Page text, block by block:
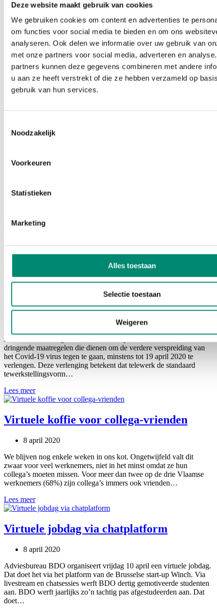
Deze website maakt gebruik van cookies
We gebruiken cookies om content en advertenties te
om functies voor social media te bieden en om ons
analyseren. Ook delen we informatie over uw gebruik van
met onze partners voor social media, adverteren en
partners kunnen deze gegevens combineren met andere
u aan ze heeft verstrekt of die ze hebben verzameld op
gebruik van hun services.
Noodzakelijk
Voorkeuren
Statistieken
Marketing
Alles toestaan
Selectie toestaan
Weigeren
Menu
Covid-19 telewerk: aandachtspunten voor
werkgevers
De Nationale Veiligheidsraad besliste op 27 maart 2020 om de
dringende maatregelen die dienen om de verdere verspreiding van
het Covid-19 virus tegen te gaan, minstens tot 19 april 2020 te
verlengen. Deze verlenging betekent dat telewerk de standaard
tewerkstellingsvorm…
Lees meerCovid-
19
aandachtspunten
voor
Virtuele koffie voor collega-vrienden
8 april 2020
We blijven nog enkele weken in ons kot. Ongetwijfeld valt dit
zwaar voor veel werknemers, niet in het minst omdat ze hun
collega’s moeten missen. Voor meer dan twee op de drie Vlaamse
werknemers (68%) zijn collega’s immers ook vrienden…
Lees meerVirtuele
koffie
collega-
vrienden
Virtuele jobdag via chatplatform
8 april 2020
Adviesbureau BDO organiseert vrijdag 10 april een virtuele jobdag.
Dat doet het via het platform van de Brusselse start-up Winch. Via
livestream en chatsessies werft BDO dertig gemotiveerde studenten
aan. BDO werft jaarlijks zo’n tachtig pas afgestudeerden aan. Dat
doet…